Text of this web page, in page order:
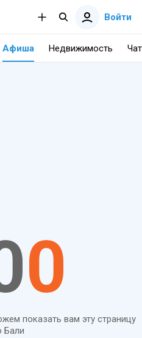
Войти
Афиша Недвижимость Чат
0
показать вам эту страницу
Бали